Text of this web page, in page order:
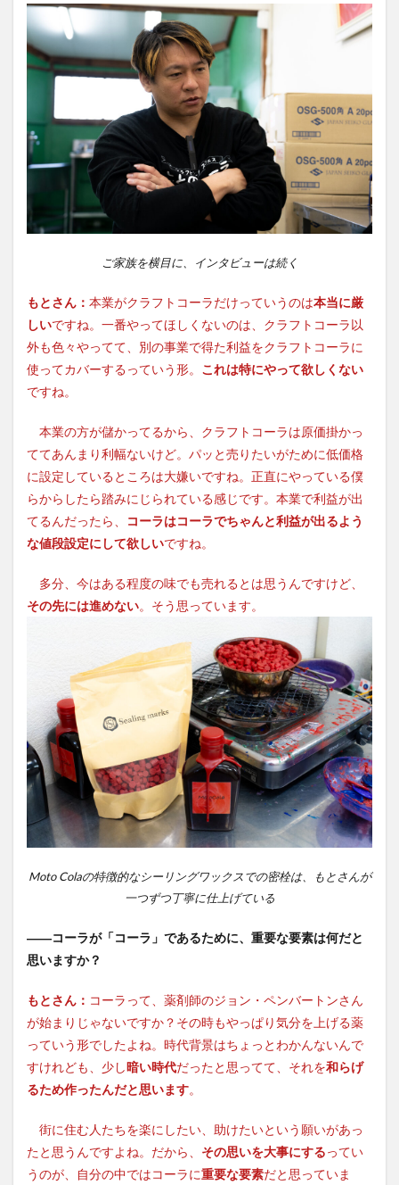
ご家族を横目に、インタビューは続く
もとさん： 本業がクラフトコーラだけっていうのは本当に厳
しいですね。一番やってほしくないのは、クラフトコーラ以
外も色々やってて、別の事業で得た利益をクラフトコーラに
使ってカバーするっていう形。 これは特にやって欲しくない
ですね。
本業の方が儲かってるから、クラフトコーラは原価掛かっ
ててあんまり利幅ないけど。パッと売りたいがために低価格
に設定しているところは大嫌いですね。正直にやっている僕
らからしたら踏みにじられている感じです。本業で利益が出
てるんだったら、
コーラはコーラでちゃんと利益が出るよう
な値段設定にして欲しいですね。
多分、今はある程度の味でも売れるとは思うんですけど、
その先には進めない。そう思っています。
Moto Colaの特徴的なシーリングワックスでの密栓は、もとさんが
一つずつ丁寧に仕上げている
――コーラが「コーラ」であるために、重要な要素は何だと
思いますか？
もとさん： コーラって、薬剤師のジョン・ペンバートンさん
が始まりじゃないですか？その時もやっぱり気分を上げる薬
っていう形でしたよね。時代背景はちょっとわかんないんで
すけれども、少し暗い時代だったと思ってて、それを和らげ
るため作ったんだと思います。
街に住む人たちを楽にしたい、助けたいという願いがあっ
たと思うんですよね。だから、 その思いを大事にするってい
うのが、自分の中ではコーラに重要な要素だと思っていま